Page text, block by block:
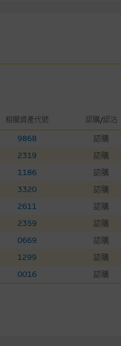
相關資產代號 認購/認沽
9868 認購
2319 認購
1186 認購
3320 認購
2611 認購
2359 認購
0669 認購
1299 認購
0016 認購
資者可能無法收回部份或全部
立之專業意見。牛熊證備有強
此等連結純為方便閣下取得更
有第三者網站的連結，不應視